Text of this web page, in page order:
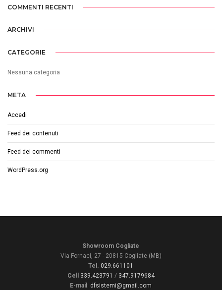
COMMENTI RECENTI
ARCHIVI
CATEGORIE
Nessuna categoria
META
Accedi
Feed dei contenuti
Feed dei commenti
WordPress.org
Showroom Cogliate
Via Fornaci, 27 - 20815 Cogliate (MB)
Tel. 029.661101
Cell
339.423791 / 347.9179684
E-mail : dfsistemi@gmail.com